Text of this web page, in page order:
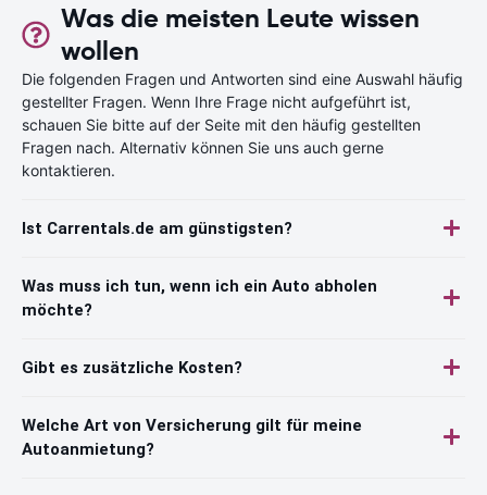
Was die meisten Leute wissen
wollen
Die folgenden Fragen und Antworten sind eine Auswahl häufig
gestellter Fragen. Wenn Ihre Frage nicht aufgeführt ist,
schauen Sie bitte auf der Seite mit den häufig gestellten
Fragen nach. Alternativ können Sie uns auch gerne
kontaktieren.
Ist Carrentals.de am günstigsten?
Was muss ich tun, wenn ich ein Auto abholen
möchte?
Gibt es zusätzliche Kosten?
Welche Art von Versicherung gilt für meine
Autoanmietung?